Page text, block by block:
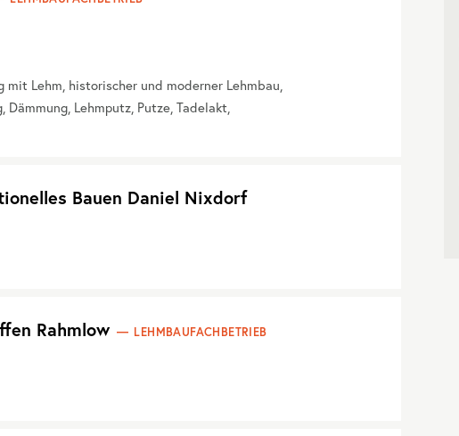
Lehm, historischer und moderner Lehmbau,
Dämmung, Lehmputz, Putze, Tadelakt,
Bauen Daniel Nixdorf
Rahmlow LEHMBAUFACHBETRIEB